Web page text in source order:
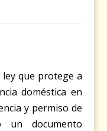
que protege a
doméstica en
y permiso de
un documento